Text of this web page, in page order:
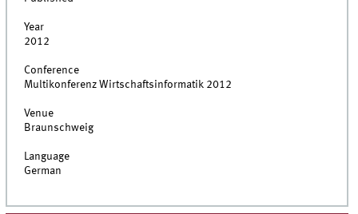
Year
2012
Conference
Multikonferenz Wirtschaftsinformatik 2012
Venue
Braunschweig
Language
German